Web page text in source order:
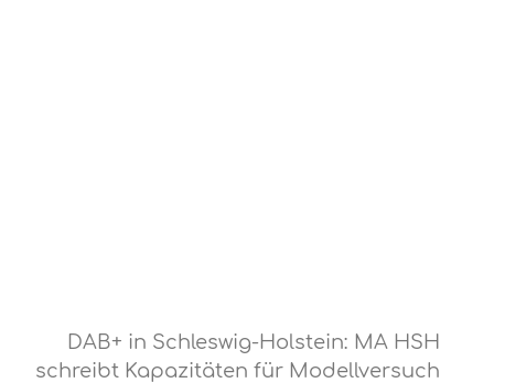
DAB+ in Schleswig-Holstein: MA HSH
schreibt Kapazitäten für Modellversuch